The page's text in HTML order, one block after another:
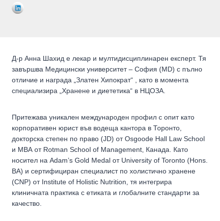
Д-р Анна Шахид е лекар и мултидисциплинарен експерт. Тя
завършва Медицински университет – София (MD) с пълно
отличие и награда „Златен Хипократ“ , като в момента
специализира „Хранене и диететика“ в НЦОЗА.
Притежава уникален международен профил с опит като
корпоративен юрист във водеща кантора в Торонто,
докторска степен по право (JD) от Osgoode Hall Law School
и MBA от Rotman School of Management, Канада. Като
носител на Adam’s Gold Medal от University of Toronto (Hons.
BA) и сертифициран специалист по холистично хранене
(CNP) от Institute of Holistic Nutrition, тя интегрира
клиничната практика с етиката и глобалните стандарти за
качество.